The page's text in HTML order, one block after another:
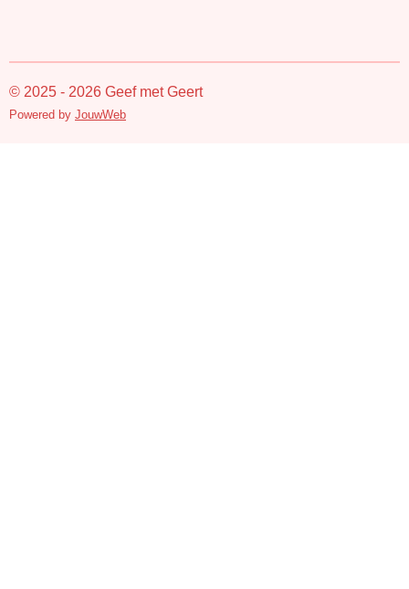
© 2025 - 2026 Geef met Geert
Powered by JouwWeb